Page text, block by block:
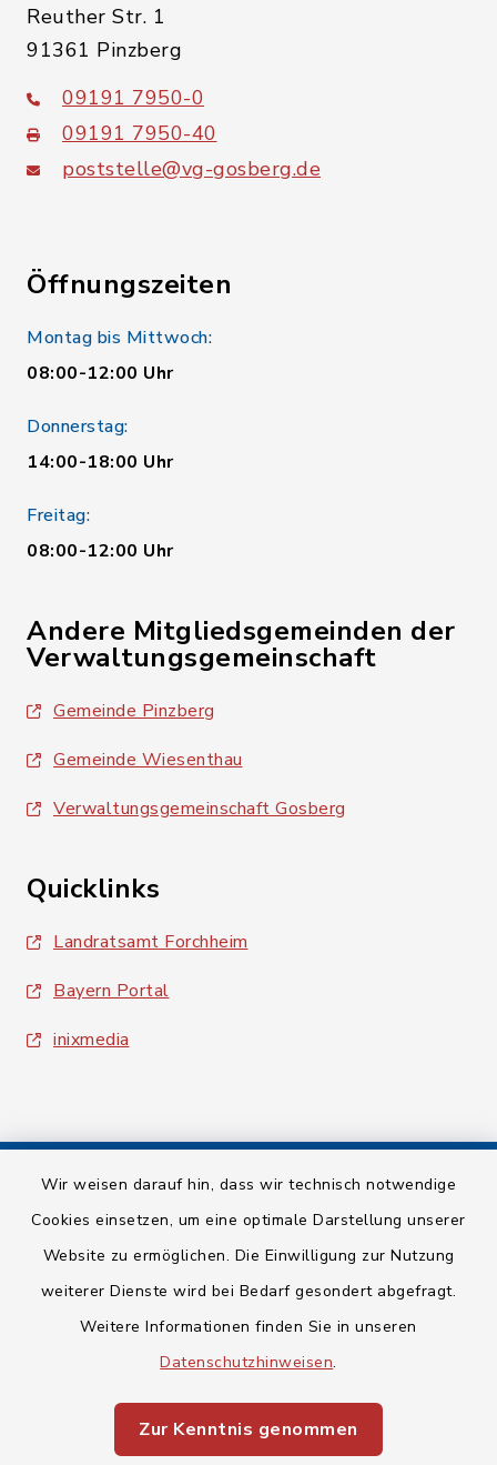
Wir weisen darauf hin, dass wir technisch notwendige
Cookies einsetzen, um eine optimale Darstellung unserer
Website zu ermöglichen. Die Einwilligung zur Nutzung
weiterer Dienste wird bei Bedarf gesondert abgefragt.
Weitere Informationen finden Sie in unseren
Datenschutzhinweisen.
Zur Kenntnis genommen
Reuther Str. 1
91361 Pinzberg
09191 7950-0
09191 7950-40
poststelle@vg-gosberg.de
Öffnungszeiten
Montag bis Mittwoch:
08:00-12:00 Uhr
Donnerstag:
14:00-18:00 Uhr
Freitag:
08:00-12:00 Uhr
Andere Mitgliedsgemeinden der
Verwaltungsgemeinschaft
Gemeinde Pinzberg
Gemeinde Wiesenthau
Verwaltungsgemeinschaft Gosberg
Quicklinks
Landratsamt Forchheim
Bayern Portal
inixmedia
Barrierefreiheit
Datenschutz
Impressum
Sitemap